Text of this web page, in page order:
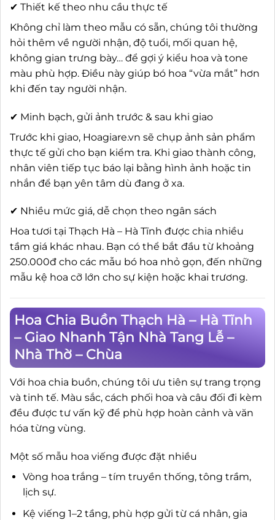
✔ Thiết kế theo nhu cầu thực tế
Không chỉ làm theo mẫu có sẵn, chúng tôi thường
hỏi thêm về người nhận, độ tuổi, mối quan hệ,
không gian trưng bày… để gợi ý kiểu hoa và tone
màu phù hợp. Điều này giúp bó hoa “vừa mắt” hơn
khi đến tay người nhận.
✔ Minh bạch, gửi ảnh trước & sau khi giao
Trước khi giao, Hoagiare.vn sẽ chụp ảnh sản phẩm
thực tế gửi cho bạn kiểm tra. Khi giao thành công,
nhân viên tiếp tục báo lại bằng hình ảnh hoặc tin
nhắn để bạn yên tâm dù đang ở xa.
✔ Nhiều mức giá, dễ chọn theo ngân sách
Hoa tươi tại Thạch Hà – Hà Tĩnh được chia nhiều
tầm giá khác nhau. Bạn có thể bắt đầu từ khoảng
250.000đ cho các mẫu bó hoa nhỏ gọn, đến những
mẫu kệ hoa cỡ lớn cho sự kiện hoặc khai trương.
Hoa Chia Buồn Thạch Hà – Hà Tĩnh
– Giao Nhanh Tận Nhà Tang Lễ –
Nhà Thờ – Chùa
Với hoa chia buồn, chúng tôi ưu tiên sự trang trọng
và tinh tế. Màu sắc, cách phối hoa và câu đối đi kèm
đều được tư vấn kỹ để phù hợp hoàn cảnh và văn
hóa từng vùng.
Một số mẫu hoa viếng được đặt nhiều
Vòng hoa trắng – tím truyền thống, tông trầm,
lịch sự.
Kệ viếng 1–2 tầng, phù hợp gửi từ cá nhân, gia